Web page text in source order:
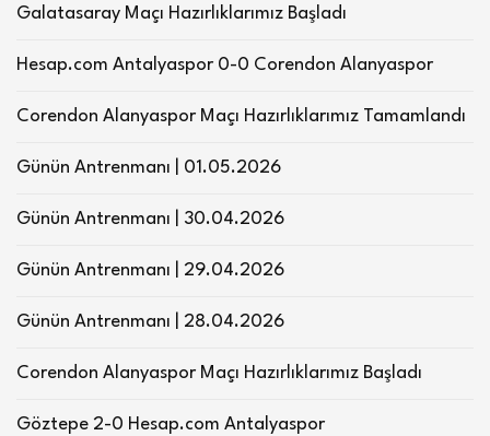
Galatasaray Maçı Hazırlıklarımız Başladı
Hesap.com Antalyaspor 0-0 Corendon Alanyaspor
Corendon Alanyaspor Maçı Hazırlıklarımız Tamamlandı
Günün Antrenmanı | 01.05.2026
Günün Antrenmanı | 30.04.2026
Günün Antrenmanı | 29.04.2026
Günün Antrenmanı | 28.04.2026
Corendon Alanyaspor Maçı Hazırlıklarımız Başladı
Göztepe 2-0 Hesap.com Antalyaspor